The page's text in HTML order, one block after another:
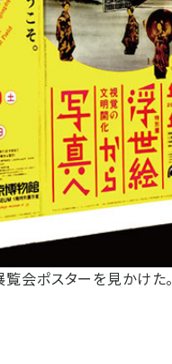
会ポスターを見かけた。